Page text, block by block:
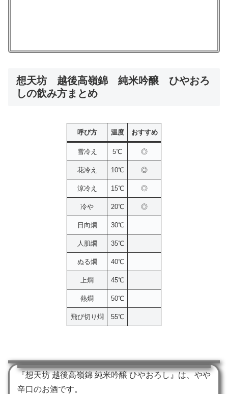
想天坊 越後高嶺錦 純米吟醸 ひやおろ
しの飲み方まとめ
呼び方 温度 おすすめ
雪冷え 5℃ ◎
花冷え 10℃ ◎
涼冷え 15℃ ◎
冷や 20℃ ◎
日向燗 30℃
人肌燗 35℃
ぬる燗 40℃
上燗 45℃
熱燗 50℃
飛び切り燗 55℃
『想天坊 越後高嶺錦 純米吟醸 ひやおろし』は、やや
辛口のお酒です。